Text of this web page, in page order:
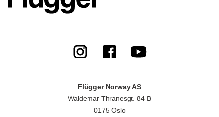
Flügger Norway AS
Waldemar Thranesgt. 84 B
0175 Oslo